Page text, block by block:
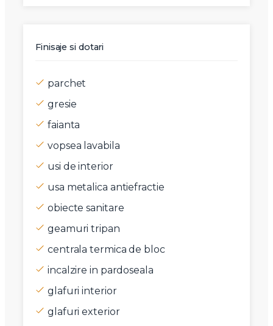
Finisaje si dotari
parchet
gresie
faianta
vopsea lavabila
usi de interior
usa metalica antiefractie
obiecte sanitare
geamuri tripan
centrala termica de bloc
incalzire in pardoseala
glafuri interior
glafuri exterior